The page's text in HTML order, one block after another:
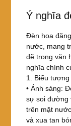
Ý nghĩa
Đèn hoa
nước, mang
đẽ trong văn
nghĩa chính
1. Biểu
• Ánh sáng:
sự soi đường
trên mặt
và xua tan